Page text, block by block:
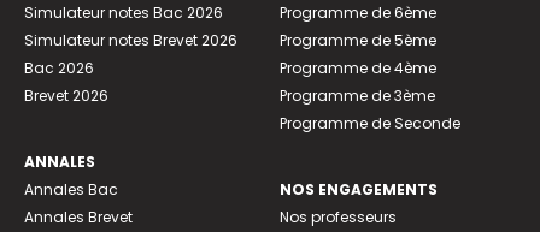
Simulateur notes Bac 2026
Simulateur notes Brevet 2026
Bac 2026
Brevet 2026
ANNALES
Annales Bac
Annales Brevet
Programme de 6ème
Programme de 5ème
Programme de 4ème
Programme de 3ème
Programme de Seconde
NOS ENGAGEMENTS
Nos professeurs